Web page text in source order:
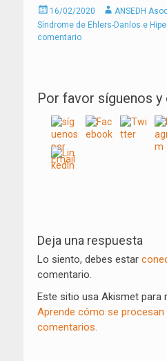
Enviado
el
16/02/2020 AutorANSEDH
Síndrome de Ehlers-Danlos e
comentario
Por favor síguenos y
de
entradas
Deja una respuesta
Lo siento, debes estar
comentario.
Este sitio usa Akismet para
Aprende cómo se
comentarios.